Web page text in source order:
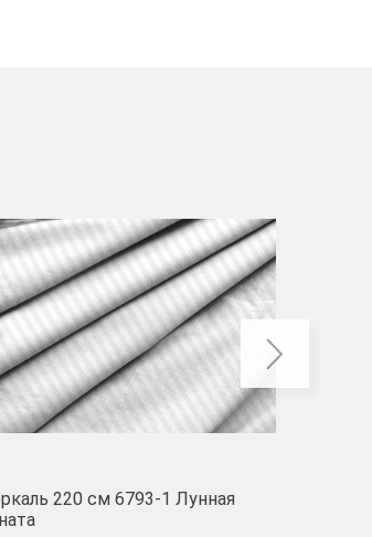
220 см 6793-1 Лунная